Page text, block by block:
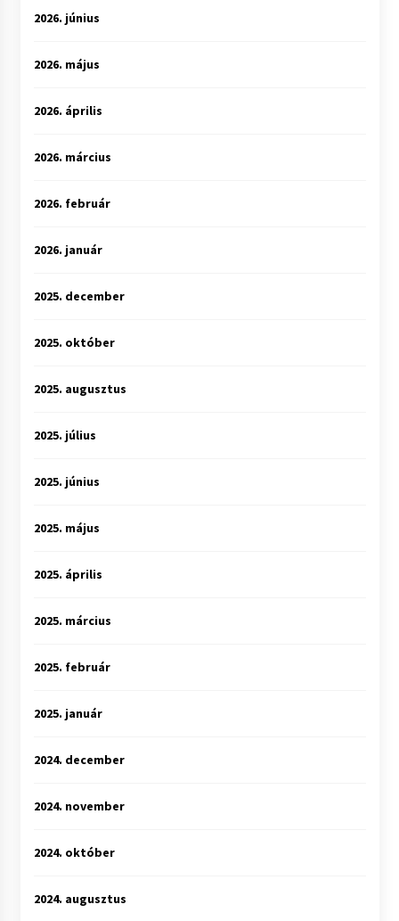
2026. június
2026. május
2026. április
2026. március
2026. február
2026. január
2025. december
2025. október
2025. augusztus
2025. július
2025. június
2025. május
2025. április
2025. március
2025. február
2025. január
2024. december
2024. november
2024. október
2024. augusztus